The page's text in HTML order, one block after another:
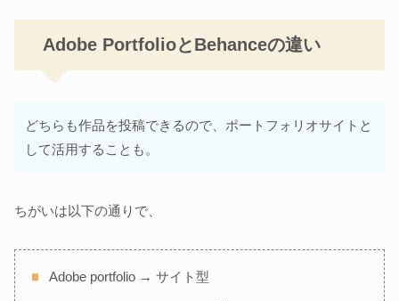
Adobe PortfolioとBehanceの違い
どちらも作品を投稿できるので、ポートフォリオサイトと
して活用することも。
ちがいは以下の通りで、
Adobe portfolio → サイト型